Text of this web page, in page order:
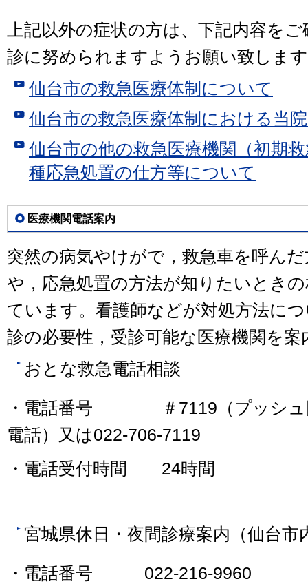
上記以外の症状の方は、下記内容を
診に努められますようお願い致しま
仙台市の救急医療体制について
仙台市の救急医療体制における当
仙台市の他の救急医療機関（初期
種応急処置の仕方等について
医療機関電話案内
突然の病気やけがで，救急車を呼ん
や，応急処置の方法が知りたいとき
ています。看護師などが対処方法に
診の必要性，受診可能な医療機関を案
おとな救急電話相談
・電話番号 ＃7119（プッシュ
電話）又は022-706-7119
・電話受付時間 24時間
宮城県休日・夜間診療案内（仙台市
・電話番号 022-216-9960